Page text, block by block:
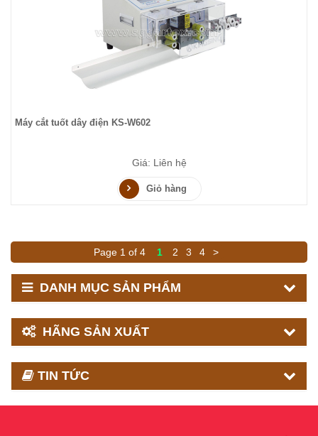
Máy cắt tuốt dây điện KS-W602
Giá: Liên hệ
Giỏ hàng
Page 1 of 4 1 2 3 4 >
DANH MỤC SẢN PHẨM
HÃNG SẢN XUẤT
TIN TỨC